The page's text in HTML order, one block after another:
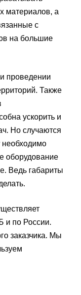
материалов, а
с
на большие
проведении
Также
ускорить и
Но случаются
необходимо
оборудование
Ведь габариты
и по России.
заказчика. Мы